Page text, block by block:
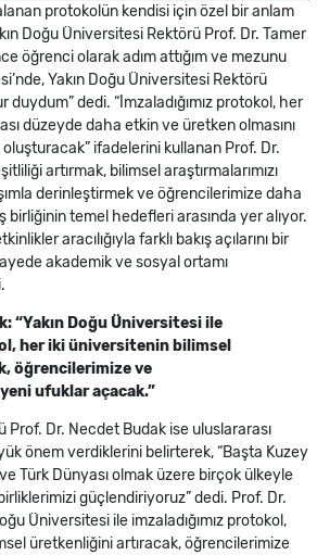
protokolün kendisi için özel bir anlam
Doğu Üniversitesi Rektörü Prof. Dr. Tamer
öğrenci olarak adım attığım ve mezunu
Yakın Doğu Üniversitesi Rektörü
dedi. “İmzaladığımız protokol, her
düzeyde daha etkin ve üretken olmasını
ifadelerini kullanan Prof. Dr.
artırmak, bilimsel araştırmalarımızı
derinleştirmek ve öğrencilerimize daha
birliğinin temel hedefleri arasında yer alıyor.
aracılığıyla farklı bakış açılarını bir
akademik ve sosyal ortamı
“Yakın Doğu Üniversitesi ile
her iki üniversitenin bilimsel
öğrencilerimize ve
ufuklar açacak.”
Prof. Dr. Necdet Budak ise uluslararası
önem verdiklerini belirterek, “Başta Kuzey
Türk Dünyası olmak üzere birçok ülkeyle
güçlendiriyoruz” dedi. Prof. Dr.
Üniversitesi ile imzaladığımız protokol,
üretkenliğini artıracak, öğrencilerimize